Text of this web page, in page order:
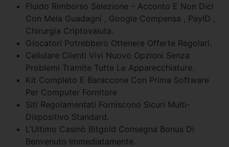
Fluido Rimborso Selezione – Acconto E Non Dici
Con Mela Guadagni , Google Compensa , PayID ,
Chirurgia Criptovaluta.
Giocatori Potrebbero Ottenere Offerte Regolari.
Cellulare Clienti Vivi Nuovo Opzioni Senza
Problemi Tramite Tutte Le Apparecchiature.
Kit Completo E Baraccone Con Prima Software
Per Computer Fornitore
Siti Regolamentati Forniscono Sicuri Multi-
Dispositivo Standard.
L’Ultimo Casinò Bitgold Consegna Bonus Di
Benvenuto Immediatamente.